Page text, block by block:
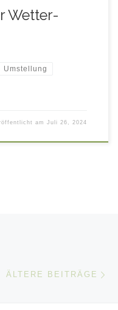
Wetter-
Umstellung
amJuli 26, 2024
ÄLTERE BEITRÄGE